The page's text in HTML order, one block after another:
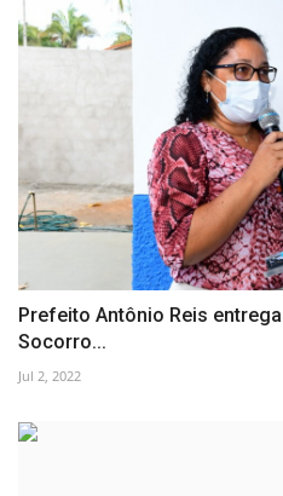
Prefeito Antônio Reis
Socorro...
Jul 2, 2022